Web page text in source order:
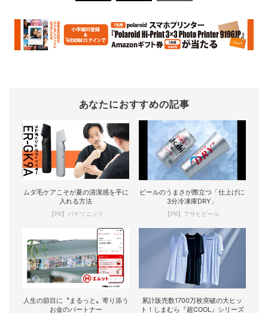
あなたにおすすめの記事
ムダ毛ケアこそが夏の清潔感を手に
入れる方法
【PR】パナソニック
ビールのうまさが際立つ「仕上げに
3分冷凍庫DRY」
【PR】アサヒビール
人生の節目に〝まるっと〟寄り添う
お金のパートナー
累計販売数1700万枚突破の大ヒッ
ト！しまむら『超COOL』シリーズ